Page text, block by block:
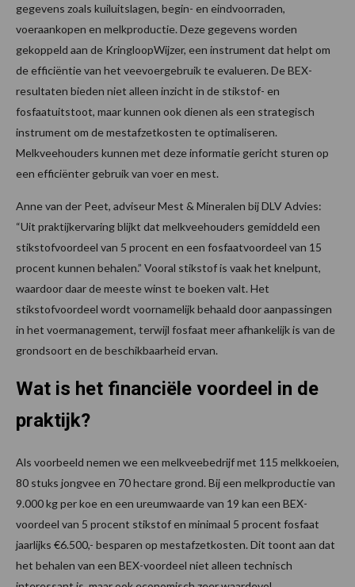
gegevens zoals kuiluitslagen, begin- en eindvoorraden,
voeraankopen en melkproductie. Deze gegevens worden
gekoppeld aan de KringloopWijzer, een instrument dat helpt om
de efficiëntie van het veevoergebruik te evalueren. De BEX-
resultaten bieden niet alleen inzicht in de stikstof- en
fosfaatuitstoot, maar kunnen ook dienen als een strategisch
instrument om de mestafzetkosten te optimaliseren.
Melkveehouders kunnen met deze informatie gericht sturen op
een efficiënter gebruik van voer en mest.
Anne van der Peet, adviseur Mest & Mineralen bij DLV Advies:
“Uit praktijkervaring blijkt dat melkveehouders gemiddeld een
stikstofvoordeel van 5 procent en een fosfaatvoordeel van 15
procent kunnen behalen.” Vooral stikstof is vaak het knelpunt,
waardoor daar de meeste winst te boeken valt. Het
stikstofvoordeel wordt voornamelijk behaald door aanpassingen
in het voermanagement, terwijl fosfaat meer afhankelijk is van de
grondsoort en de beschikbaarheid ervan.
Wat is het financiële voordeel in de
praktijk?
Als voorbeeld nemen we een melkveebedrijf met 115 melkkoeien,
80 stuks jongvee en 70 hectare grond. Bij een melkproductie van
9.000 kg per koe en een ureumwaarde van 19 kan een BEX-
voordeel van 5 procent stikstof en minimaal 5 procent fosfaat
jaarlijks €6.500,- besparen op mestafzetkosten. Dit toont aan dat
het behalen van een BEX-voordeel niet alleen technisch